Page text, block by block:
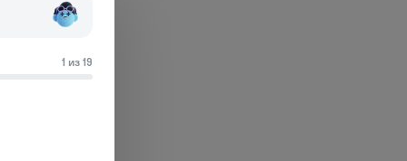
1 из 19